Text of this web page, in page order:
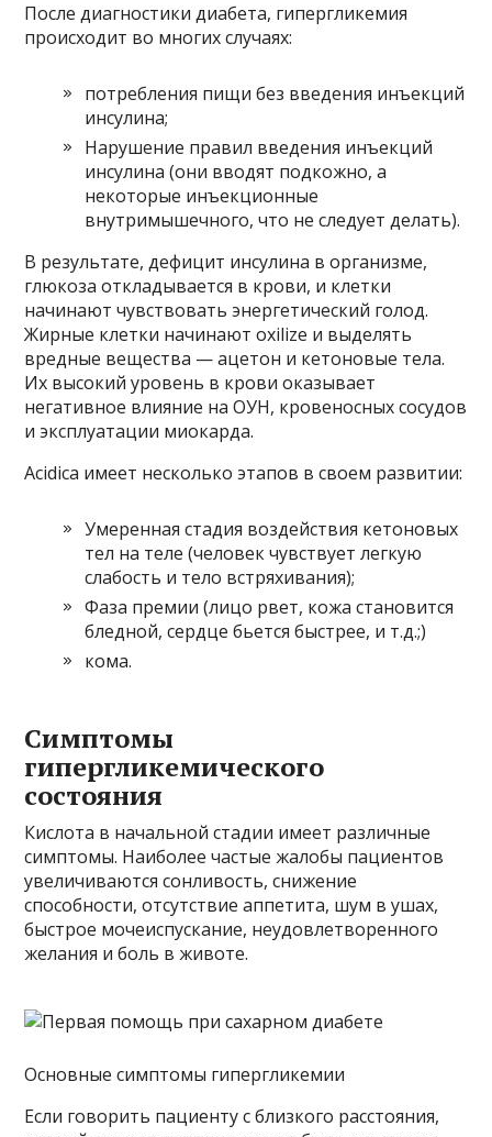
После диагностики диабета, гипергликемия
происходит во многих случаях:
потребления пищи без введения инъекций
инсулина;
Нарушение правил введения инъекций
инсулина (они вводят подкожно, а
некоторые инъекционные
внутримышечного, что не следует делать).
В результате, дефицит инсулина в организме,
глюкоза откладывается в крови, и клетки
начинают чувствовать энергетический голод.
Жирные клетки начинают oxilize и выделять
вредные вещества — ацетон и кетоновые тела.
Их высокий уровень в крови оказывает
негативное влияние на ОУН, кровеносных сосудов
и эксплуатации миокарда.
Acidica имеет несколько этапов в своем развитии:
Умеренная стадия воздействия кетоновых
тел на теле (человек чувствует легкую
слабость и тело встряхивания);
Фаза премии (лицо рвет, кожа становится
бледной, сердце бьется быстрее, и т.д.;)
кома.
Симптомы
гипергликемического
состояния
Кислота в начальной стадии имеет различные
симптомы. Наиболее частые жалобы пациентов
увеличиваются сонливость, снижение
способности, отсутствие аппетита, шум в ушах,
быстрое мочеиспускание, неудовлетворенного
желания и боль в животе.
Основные симптомы гипергликемии
Если говорить пациенту с близкого расстояния,